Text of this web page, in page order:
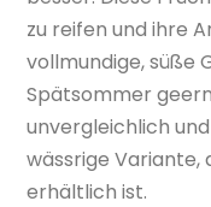
zu reifen und ihre
vollmundige, süße
Spätsommer
unvergleichlich
wässrige Variante,
erhältlich ist.